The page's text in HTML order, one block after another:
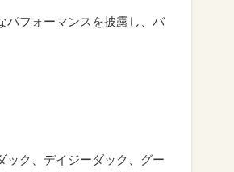
パフォーマンスを披露し、バ
ック、デイジーダック、グー